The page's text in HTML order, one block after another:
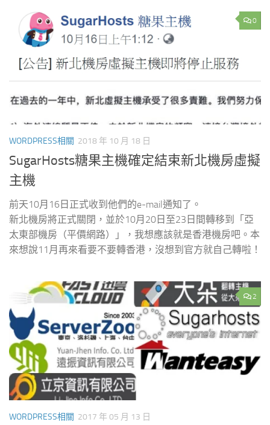
0
WORDPRESS相關 2018 年 10 月 18 日
SugarHosts糖果主機確定結束新北機房虛擬
主機
前天10月16日正式收到他們的e-mail通知了。
新北機房將正式關閉，並於10月20日至23日間轉移到「亞
太東部機房（平價網路）」，我想應該就是香港機房吧。本
來想說11月再來看要不要轉香港，沒想到官方就自己轉啦！
2
WORDPRESS相關 2017 年 05 月 13 日